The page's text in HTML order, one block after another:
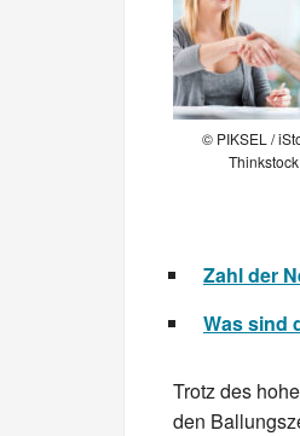
© PIKSEL /
Thinkstock
Zahl der
Was sind
Trotz des
den